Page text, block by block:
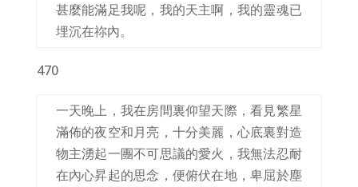
甚麼能滿足我呢，我的天主啊，我的靈魂已
埋沉在祢內。
470
一天晚上，我在房間裏仰望天際，看見繁星
滿佈的夜空和月亮，十分美麗，心底裏對造
物主湧起一團不可思議的愛火，我無法忍耐
在內心昇起的思念，便俯伏在地，卑屈於塵